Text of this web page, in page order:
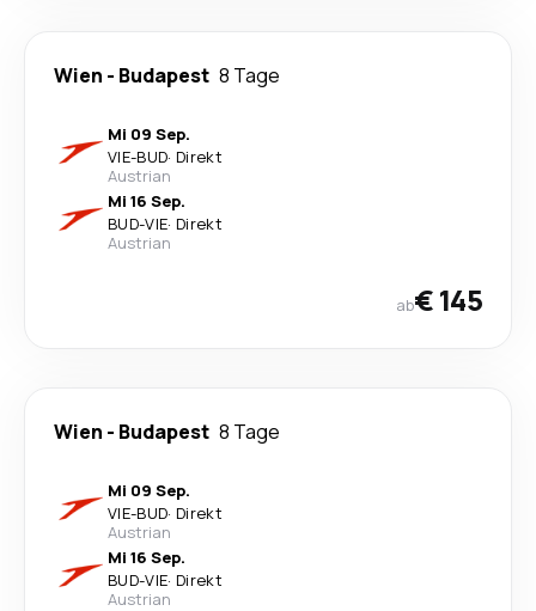
Wien - Budapest 8 Tage
Mi 09 Sep.
VIE-BUD· Direkt
Austrian
Mi 16 Sep.
BUD-VIE· Direkt
Austrian
ab€ 145
Wien - Budapest 8 Tage
Mi 09 Sep.
VIE-BUD· Direkt
Austrian
Mi 16 Sep.
BUD-VIE· Direkt
Austrian